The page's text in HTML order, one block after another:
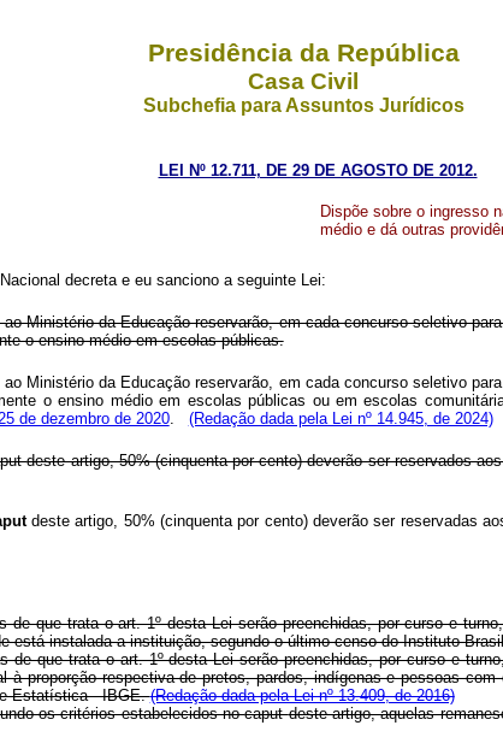
Presidência da República
Casa Civil
Subchefia para Assuntos Jurídicos
LEI Nº 12.711, DE 29 DE AGOSTO DE 2012.
Dispõe sobre o ingresso
médio e dá outras
decreta e eu sanciono a seguinte Lei:
Ministério da Educação reservarão, em cada concurso seletivo
o ensino médio em escolas públicas.
Ministério da Educação reservarão, em cada concurso seletivo
o ensino médio em escolas públicas ou em escolas
de dezembro de 2020. (Redação dada pela Lei nº 14.945, de 2024)
deste artigo, 50% (cinquenta por cento) deverão ser reservados
deste artigo, 50% (cinquenta por cento) deverão ser reservadas
que trata o art. 1º desta Lei serão preenchidas, por curso e
está instalada a instituição, segundo o último censo do Instituto
que trata o art. 1º desta Lei serão preenchidas, por curso e
proporção respectiva de pretos, pardos, indígenas e pessoas
e Estatística - IBGE.(Redação dada pela Lei nº 13.409, de 2016)
os critérios estabelecidos nocaputdeste artigo, aquelas